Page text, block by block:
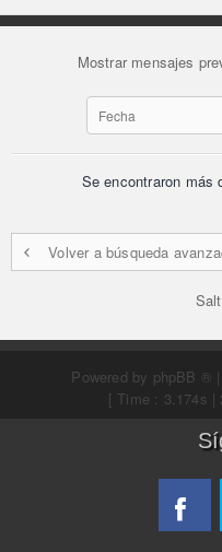
Mostrar mensajes
Se encontraron más
Volver a búsqueda
Powered by phpBB ®
[ Time : 3.174s |